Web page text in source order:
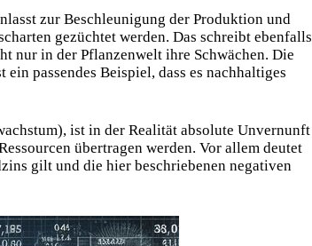
zur Beschleunigung der Produktion und
gezüchtet werden. Das schreibt ebenfalls
nur in der Pflanzenwelt ihre Schwächen. Die
ein passendes Beispiel, dass es nachhaltiges
ist in der Realität absolute Unvernunft
übertragen werden. Vor allem deutet
gilt und die hier beschriebenen negativen